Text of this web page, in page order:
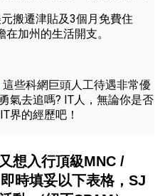
搬遷津貼及3個月免費住
加州的生活開支。
這些科網巨頭人工待遇非常優
氣去追嗎? IT人，無論你是否
界的經歷吧！
想入行頂級MNC /
時填妥以下表格，SJ